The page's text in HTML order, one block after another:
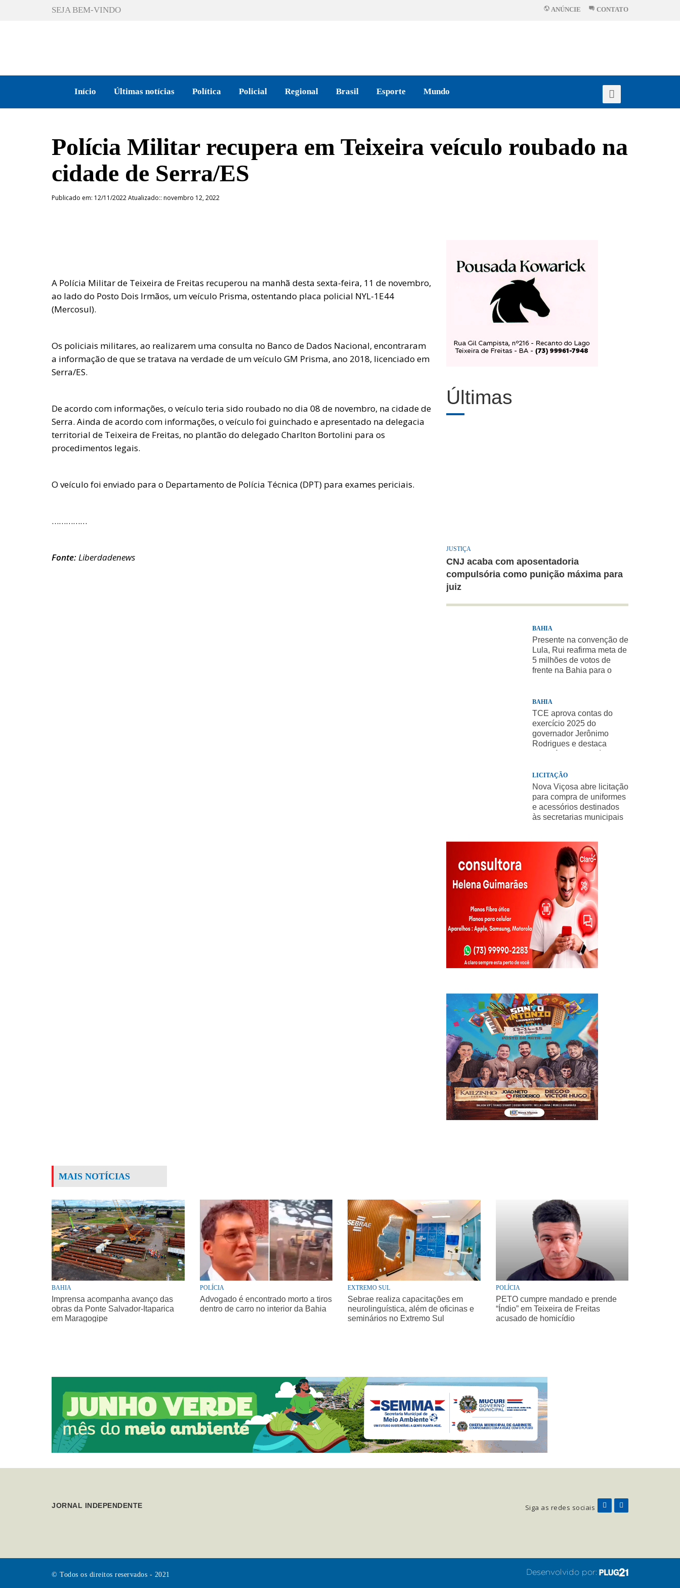
SEJA BEM-VINDO ANÚNCIE CONTATO
Início Últimas notícias Política Policial Regional Brasil Esporte Mundo
Polícia Militar recupera em Teixeira veículo roubado na
cidade de Serra/ES
Publicado em: 12/11/2022 Atualizado:: novembro 12, 2022
A Polícia Militar de Teixeira de Freitas recuperou na manhã desta sexta-feira, 11 de novembro,
ao lado do Posto Dois Irmãos, um veículo Prisma, ostentando placa policial NYL-1E44
(Mercosul).
Os policiais militares, ao realizarem uma consulta no Banco de Dados Nacional, encontraram
a informação de que se tratava na verdade de um veículo GM Prisma, ano 2018, licenciado em
Serra/ES.
De acordo com informações, o veículo teria sido roubado no dia 08 de novembro, na cidade de
Serra. Ainda de acordo com informações, o veículo foi guinchado e apresentado na delegacia
territorial de Teixeira de Freitas, no plantão do delegado Charlton Bortolini para os
procedimentos legais.
O veículo foi enviado para o Departamento de Polícia Técnica (DPT) para exames periciais.
……………
Fonte:Liberdadenews
Últimas
JUSTIÇA
CNJ acaba com aposentadoria
compulsória como punição máxima para
juiz
BAHIA
Presente na convenção de
Lula, Rui reafirma meta de
5 milhões de votos de
frente na Bahia para o
BAHIA
TCE aprova contas do
exercício 2025 do
governador Jerônimo
Rodrigues e destaca
LICITAÇÃO
Nova Viçosa abre licitação
para compra de uniformes
e acessórios destinados
às secretarias municipais
MAIS NOTÍCIAS
BAHIA
Imprensa acompanha avanço das
obras da Ponte Salvador-Itaparica
em Maragogipe
POLÍCIA
Advogado é encontrado morto a tiros
dentro de carro no interior da Bahia
EXTREMO SUL
Sebrae realiza capacitações em
neurolinguística, além de oficinas e
seminários no Extremo Sul
POLÍCIA
PETO cumpre mandado e prende
“Índio” em Teixeira de Freitas
acusado de homicídio
JORNAL INDEPENDENTE Siga as redes sociais
© Todos os direitos reservados - 2021